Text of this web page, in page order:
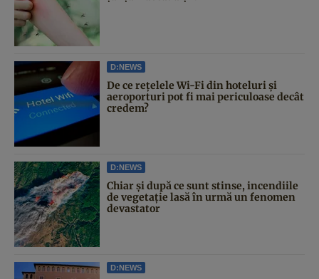
D:NEWS
De ce rețelele Wi-Fi din hoteluri și
aeroporturi pot fi mai periculoase decât
credem?
D:NEWS
Chiar și după ce sunt stinse, incendiile
de vegetație lasă în urmă un fenomen
devastator
D:NEWS